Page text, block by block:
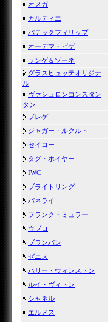
オメガ
カルティエ
パテックフィリップ
オーデマ・ピゲ
ランゲ＆ゾーネ
グラスヒュッテオリジナ
ル
ヴァシュロンコンスタン
タン
ブレゲ
ジャガー・ルクルト
セイコー
タグ・ホイヤー
IWC
ブライトリング
パネライ
フランク・ミュラー
ウブロ
ブランパン
ゼニス
ハリー・ウィンストン
ルイ・ヴィトン
シャネル
エルメス